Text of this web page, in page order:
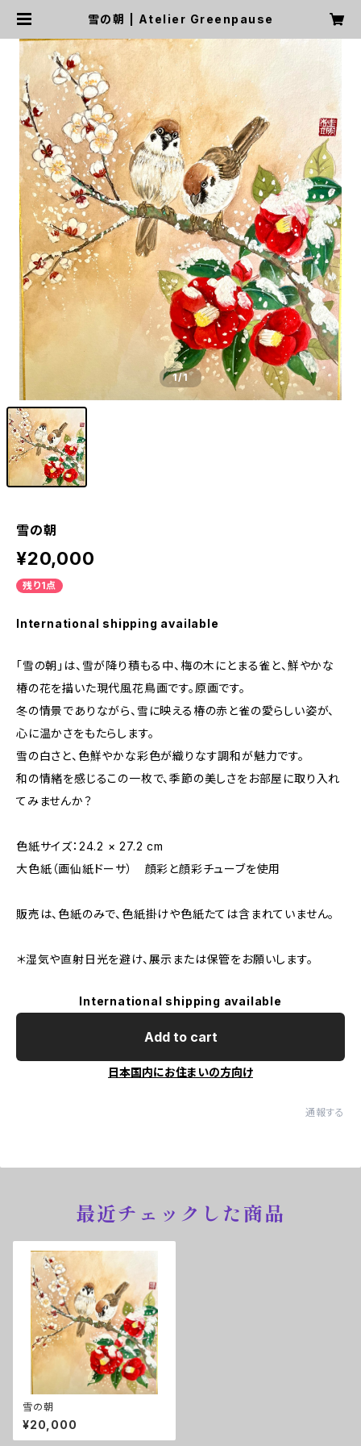
雪の朝 | Atelier Greenpause
1/1
雪の朝
¥20,000
残り1点
International shipping available
「雪の朝」は、雪が降り積もる中、梅の木にとまる雀と、鮮やかな
椿の花を描いた現代風花鳥画です。原画です。
冬の情景でありながら、雪に映える椿の赤と雀の愛らしい姿が、
心に温かさをもたらします。
雪の白さと、色鮮やかな彩色が織りなす調和が魅力です。
和の情緒を感じるこの一枚で、季節の美しさをお部屋に取り入れ
てみませんか？
色紙サイズ：24.2 × 27.2 cm
大色紙（画仙紙ドーサ） 顔彩と顔彩チューブを使用
販売は、色紙のみで、色紙掛けや色紙たては含まれていません。
＊湿気や直射日光を避け、展示または保管をお願いします。
International shipping available
Add to cart
日本国内にお住まいの方向け
通報する
最近チェックした商品
雪の朝
¥20,000